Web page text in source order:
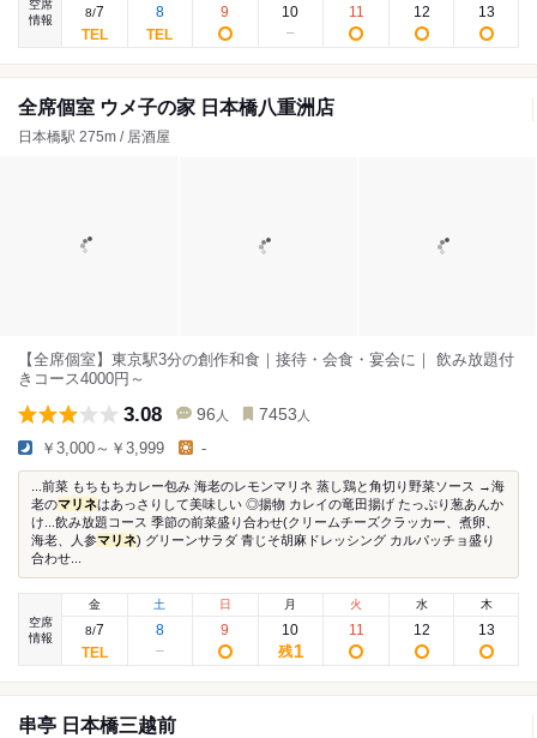
空席
情報
8/7 8 9 10 11 12 13
全席個室 ウメ子の家 日本橋八重洲店
日本橋駅 275m / 居酒屋
【全席個室】東京駅3分の創作和食｜接待・会食・宴会に｜ 飲み放題付
きコース4000円～
3.08 96 人 7453 人
￥3,000～￥3,999 -
...前菜 もちもちカレー包み 海老のレモンマリネ 蒸し鶏と角切り野菜ソース →海
老のマリネはあっさりして美味しい ◎揚物 カレイの竜田揚げ たっぷり葱あんか
け...飲み放題コース 季節の前菜盛り合わせ(クリームチーズクラッカー、煮卵、
海老、人参マリネ) グリーンサラダ 青じそ胡麻ドレッシング カルパッチョ盛り
合わせ...
空席
情報
金
8/7
土
8
日
9
月
10
残1
火
11
水
12
木
13
串亭 日本橋三越前